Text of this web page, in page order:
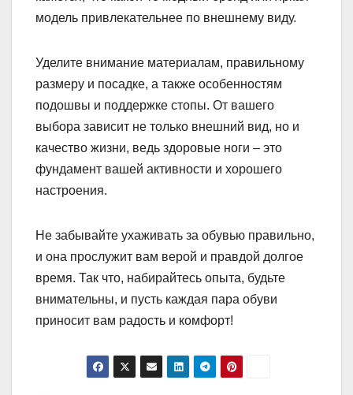
модель привлекательнее по внешнему виду.
Уделите внимание материалам, правильному
размеру и посадке, а также особенностям
подошвы и поддержке стопы. От вашего
выбора зависит не только внешний вид, но и
качество жизни, ведь здоровые ноги – это
фундамент вашей активности и хорошего
настроения.
Не забывайте ухаживать за обувью правильно,
и она прослужит вам верой и правдой долгое
время. Так что, набирайтесь опыта, будьте
внимательны, и пусть каждая пара обуви
приносит вам радость и комфорт!